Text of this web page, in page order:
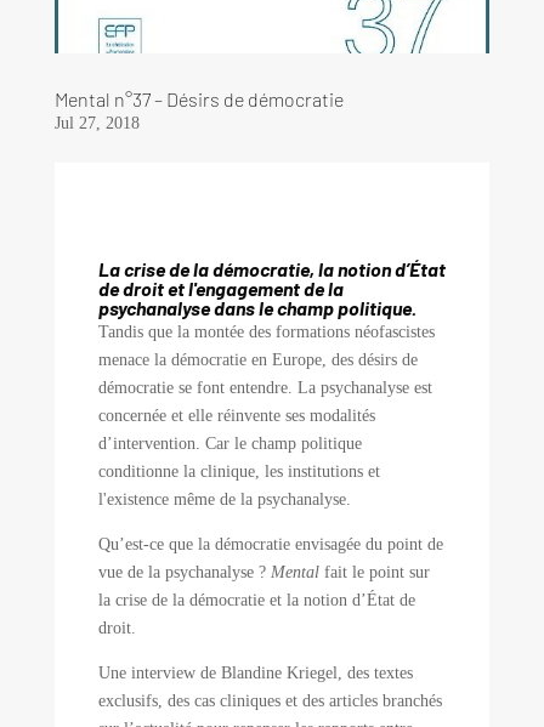
Mental n°37 – Désirs de démocratie
Jul 27, 2018
La crise de la démocratie, la notion d’État
de droit et l'engagement de la
psychanalyse dans le champ politique.
Tandis que la montée des formations néofascistes
menace la démocratie en Europe, des désirs de
démocratie se font entendre. La psychanalyse est
concernée et elle réinvente ses modalités
d’intervention. Car le champ politique
conditionne la clinique, les institutions et
l'existence même de la psychanalyse.
Qu’est-ce que la démocratie envisagée du point de
vue de la psychanalyse ? Mentalfait le point sur
la crise de la démocratie et la notion d’État de
droit.
Une interview de Blandine Kriegel, des textes
exclusifs, des cas cliniques et des articles branchés